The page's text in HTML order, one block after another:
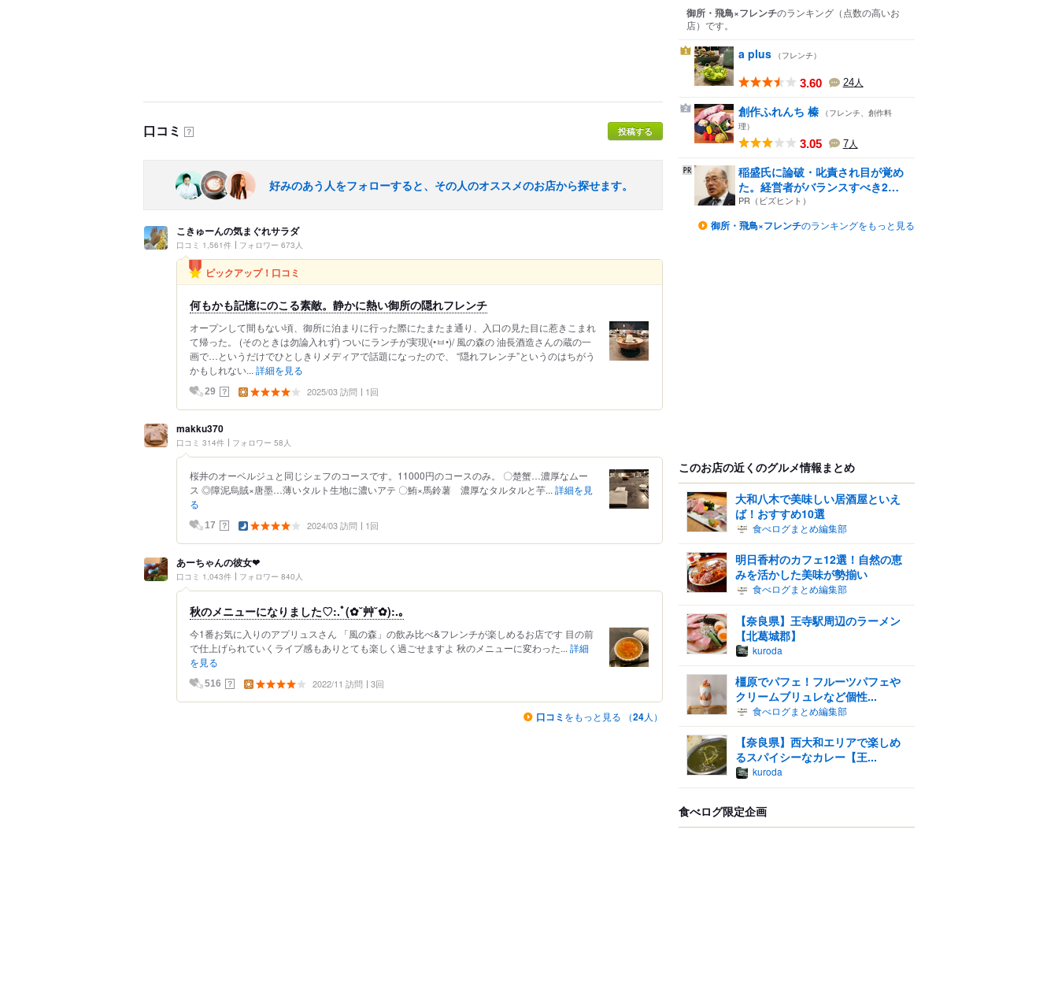
口コミ ？ 投稿する
好みのあう人をフォローすると、その人のオススメのお店から探せます。
こきゅーんの気まぐれサラダ
口コミ 1,561件 フォロワー 673人
ピックアップ！口コミ
何もかも記憶にのこる素敵。静かに熱い御所の隠れフレンチ
オープンして間もない頃、御所に泊まりに行った際にたまたま通り、入口の見た目に惹きこまれ
て帰った。 (そのときは勿論入れず) ついにランチが実現\(•ㅂ•)/ 風の森の 油長酒造さんの蔵の一
画で…というだけでひとしきりメディアで話題になったので、 “隠れフレンチ”というのはちがう
かもしれない... 詳細を見る
29 ？ 2025/03 訪問 1回
makku370
口コミ 314件 フォロワー 58人
桜井のオーベルジュと同じシェフのコースです。11000円のコースのみ。 〇楚蟹…濃厚なムー
ス ◎障泥烏賊×唐墨…薄いタルト生地に濃いアテ 〇鮪×馬鈴薯 濃厚なタルタルと芋... 詳細を見
る
17 ？ 2024/03 訪問 1回
あーちゃんの彼女❤
口コミ 1,043件 フォロワー 840人
秋のメニューになりました♡:.ﾟ(✿˘艸˘✿):.｡
今1番お気に入りのアプリュスさん 「風の森」の飲み比べ&フレンチが楽しめるお店です 目の前
で仕上げられていくライプ感もありとても楽しく過ごせますよ 秋のメニューに変わった... 詳細
を見る
516 ？ 2022/11 訪問 3回
口コミ をもっと見る （24人）
御所・飛鳥×フレンチのランキング （点数の高いお
店） です。
1 a plus （フレンチ）
3.60 24人
2 創作ふれんち 榛 （フレンチ、創作料
理）
3.05 7人
稲盛氏に論破・叱責され目が覚め
た。経営者がバランスすべき2
つ...
PR（ビズヒント）
御所・飛鳥×フレンチのランキングをもっと見る
このお店の近くのグルメ情報まとめ
大和八木で美味しい居酒屋といえ
ば！おすすめ10選
食べログまとめ編集部
明日香村のカフェ12選！自然の恵
みを活かした美味が勢揃い
食べログまとめ編集部
【奈良県】王寺駅周辺のラーメン
【北葛城郡】
kuroda
橿原でパフェ！フルーツパフェや
クリームブリュレなど個性...
食べログまとめ編集部
【奈良県】西大和エリアで楽しめ
るスパイシーなカレー【王...
kuroda
食べログ限定企画